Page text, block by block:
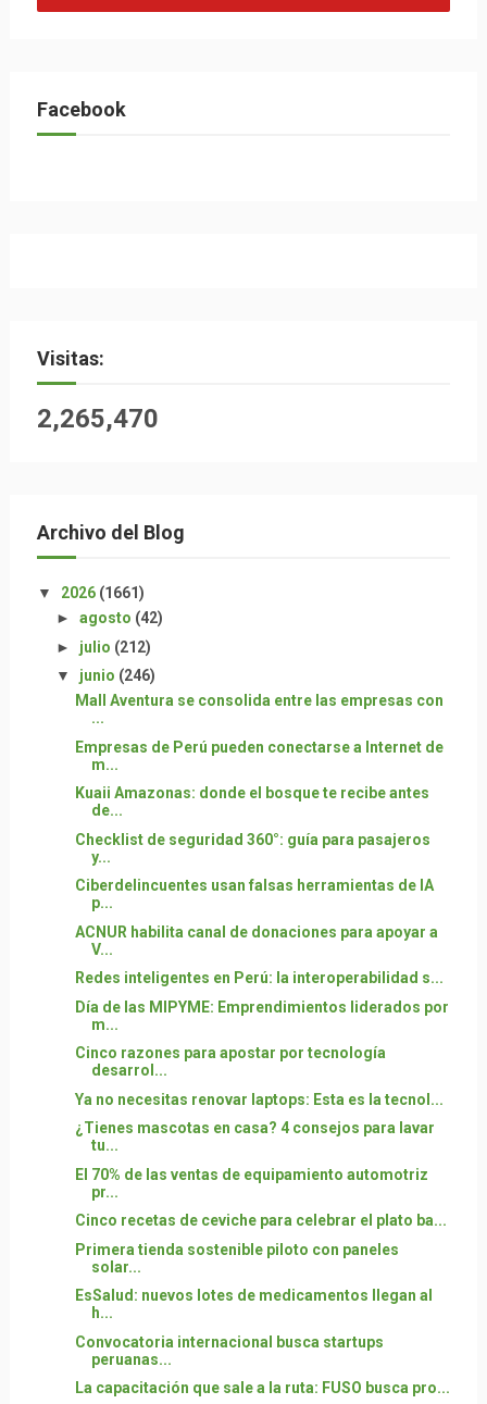
Facebook
Visitas:
2,265,470
Archivo del Blog
▼ 2026 (1661)
► agosto (42)
► julio (212)
▼ junio (246)
Mall Aventura se consolida entre las empresas con
...
Empresas de Perú pueden conectarse a Internet de
m...
Kuaii Amazonas: donde el bosque te recibe antes
de...
Checklist de seguridad 360°: guía para pasajeros
y...
Ciberdelincuentes usan falsas herramientas de IA
p...
ACNUR habilita canal de donaciones para apoyar a
V...
Redes inteligentes en Perú: la interoperabilidad s...
Día de las MIPYME: Emprendimientos liderados por
m...
Cinco razones para apostar por tecnología
desarrol...
Ya no necesitas renovar laptops: Esta es la tecnol...
¿Tienes mascotas en casa? 4 consejos para lavar
tu...
El 70% de las ventas de equipamiento automotriz
pr...
Cinco recetas de ceviche para celebrar el plato ba...
Primera tienda sostenible piloto con paneles
solar...
EsSalud: nuevos lotes de medicamentos llegan al
h...
Convocatoria internacional busca startups
peruanas...
La capacitación que sale a la ruta: FUSO busca pro...